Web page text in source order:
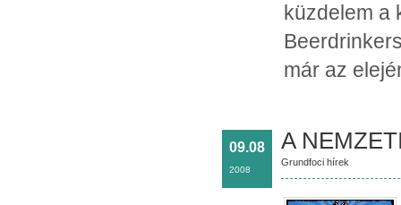
küzdelem a
már az
09.08
2008
A
Grundfoci hírek